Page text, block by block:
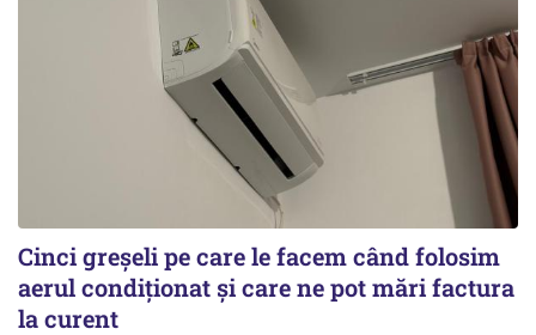
Cinci greșeli pe care le facem când folosim
aerul condiționat și care ne pot mări factura
la curent